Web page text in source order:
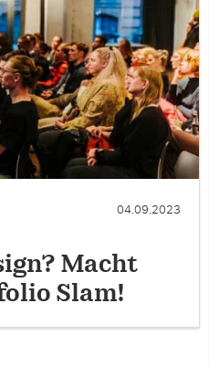
04.09.2023
Macht
Slam!